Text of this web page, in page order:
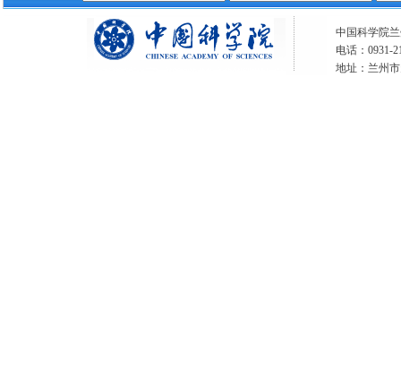
中国科学院兰
电话：0931-
地址：兰州